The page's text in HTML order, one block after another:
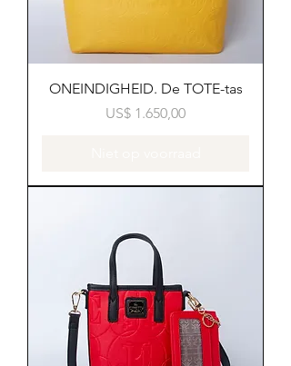
ONEINDIGHEID. De TOTE-tas
Prijs
US$ 1.650,00